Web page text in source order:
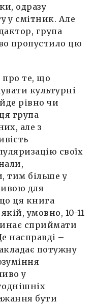
одразу
у смітник. Але
група
пропустило цю
про те, що
культурні
рівно чи
група
але з
своїх
тим більше у
для
ця книга
умовно, 10-11
сприймати
насправді –
потужну
у
бути